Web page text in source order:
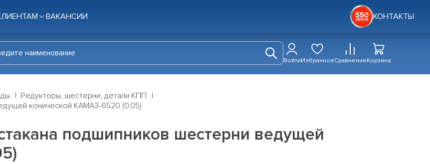
ВАКАНСИИ КОНТАКТЫ
ВойтиИзбранноеСравнениеКорзина
Редукторы, шестерни, детали КПП
конической КАМАЗ-6520 (0,05)
подшипников шестерни ведущей